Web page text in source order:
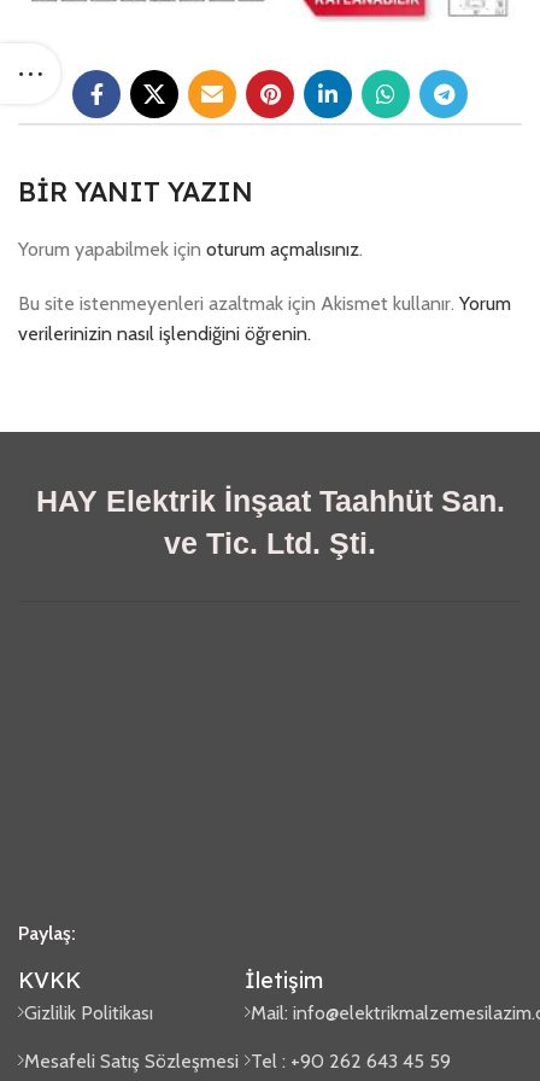
BIR YANIT YAZIN
Yorum yapabilmek için oturum açmalısınız.
Bu site istenmeyenleri azaltmak için Akismet kullanır. Yorum
verilerinizin nasıl işlendiğini öğrenin.
HAY Elektrik İnşaat Taahhüt San.
ve Tic. Ltd. Şti.
Paylaş:
KVKK
Gizlilik Politikası
Mesafeli Satış Sözleşmesi
İletişim
Mail:
Tel : +90 262 643 45 59